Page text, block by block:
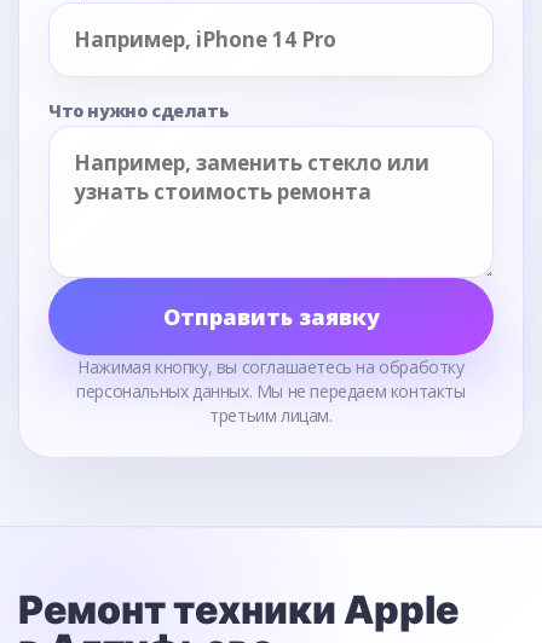
Что нужно сделать
Отправить заявку
Нажимая кнопку, вы соглашаетесь на обработку
персональных данных. Мы не передаем контакты
третьим лицам.
Ремонт техники Apple